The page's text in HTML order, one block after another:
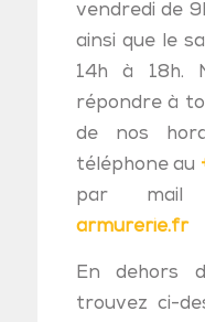
vendredi de
ainsi que le
14h à 18h.
répondre à
de nos
téléphone au
par
armurerie.fr
En dehors
trouvez ci-